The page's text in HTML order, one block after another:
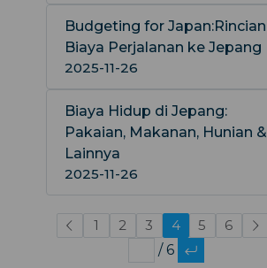
Budgeting for Japan:Rincian
Biaya Perjalanan ke Jepang
2025-11-26
Biaya Hidup di Jepang:
Pakaian, Makanan, Hunian &
Lainnya
2025-11-26
1 2 3 4 5
6
/ 6